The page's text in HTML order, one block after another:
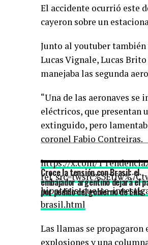
El accidente ocurrió este
cayeron sobre un
Junto al youtuber
Lucas Vignale, Lucas
manejaba las segunda
“Una de las aeronaves
eléctricos, que presentan
extinguido, pero
coronel Fabio Contreiras.
https://x.com/
hipotesis-que-se-
brasil.html
Las llamas se propagaron
explosiones y una
Crece la tensión con Brasil: el
embajador argentino dejará el
por pedido del gobierno de Lula